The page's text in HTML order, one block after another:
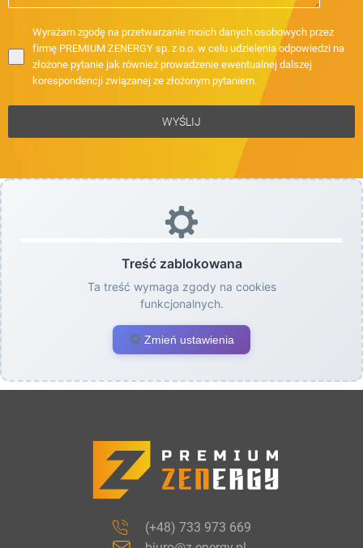
Wyrażam zgodę na przetwarzanie moich danych osobowych przez
firmę PREMIUM ZENERGY sp. z o.o. w celu udzielenia odpowiedzi na
złożone pytanie jak również prowadzenie ewentualnej dalszej
korespondencji związanej ze złożonym pytaniem.
WYŚLIJ
Treść zablokowana
Ta treść wymaga zgody na cookies
funkcjonalnych.
Zmień ustawienia
(+48) 733 973 669